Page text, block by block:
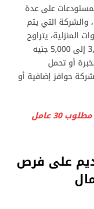
على عدة
والشركة التي يتم
أكتوبر للأدوات المنزلية، يتراوح
الراتب لعامل المستودع ما بين 3,000 إلى 5,000 جنيه
أو تحمل
حوافز إضافية أو
فرصة عمل في مصر: مطلوب 30 عامل
على فرص